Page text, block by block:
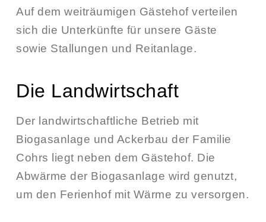
Auf dem weiträumigen Gästehof verteilen
sich die Unterkünfte für unsere Gäste
sowie Stallungen und Reitanlage.
Die Landwirtschaft
Der landwirtschaftliche Betrieb mit
Biogasanlage und Ackerbau der Familie
Cohrs liegt neben dem Gästehof. Die
Abwärme der Biogasanlage wird genutzt,
um den Ferienhof mit Wärme zu versorgen.